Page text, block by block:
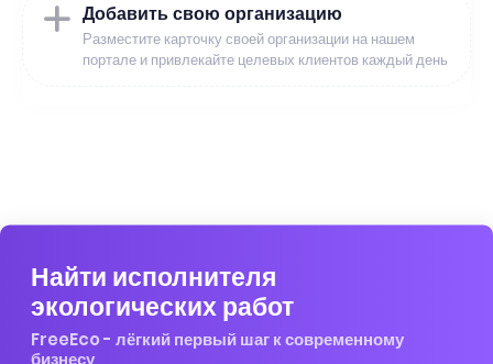
Добавить свою организацию
Разместите карточку своей организации на нашем
портале и привлекайте целевых клиентов каждый день
Найти исполнителя
экологических работ
FreeEco - лёгкий первый шаг к современному
бизнесу